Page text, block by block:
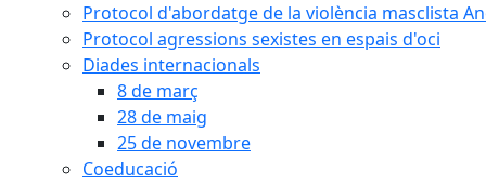
Protocol d'abordatge de la violència masclista
Protocol agressions sexistes en espais d'oci
Diades internacionals
8 de març
28 de maig
25 de novembre
Coeducació